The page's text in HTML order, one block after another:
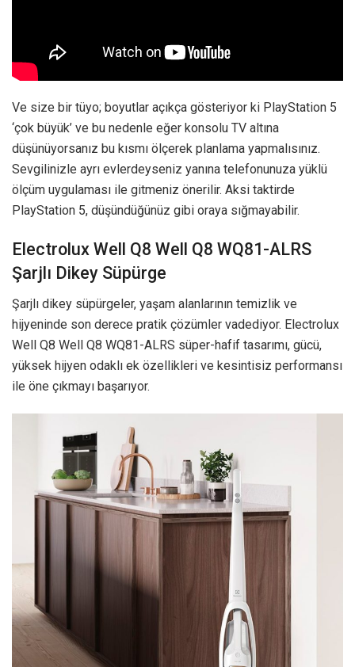
Ve size bir tüyo; boyutlar açıkça gösteriyor ki PlayStation 5
‘çok büyük’ ve bu nedenle eğer konsolu TV altına
düşünüyorsanız bu kısmı ölçerek planlama yapmalısınız.
Sevgilinizle ayrı evlerdeyseniz yanına telefonunuza yüklü
ölçüm uygulaması ile gitmeniz önerilir. Aksi taktirde
PlayStation 5, düşündüğünüz gibi oraya sığmayabilir.
Electrolux Well Q8 Well Q8 WQ81-ALRS
Şarjlı Dikey Süpürge
Şarjlı dikey süpürgeler, yaşam alanlarının temizlik ve
hijyeninde son derece pratik çözümler vadediyor. Electrolux
Well Q8 Well Q8 WQ81-ALRS süper-hafif tasarımı, gücü,
yüksek hijyen odaklı ek özellikleri ve kesintisiz performansı
ile öne çıkmayı başarıyor.